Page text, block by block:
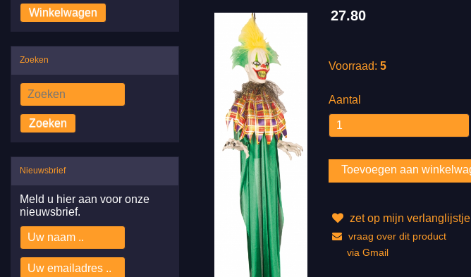
Zoeken
Zoeken
Nieuwsbrief
Meld u hier aan voor onze
nieuwsbrief.
27.80
Voorraad: 5
Aantal
zet op mijn verlanglijstje
vraag over dit product
via Gmail